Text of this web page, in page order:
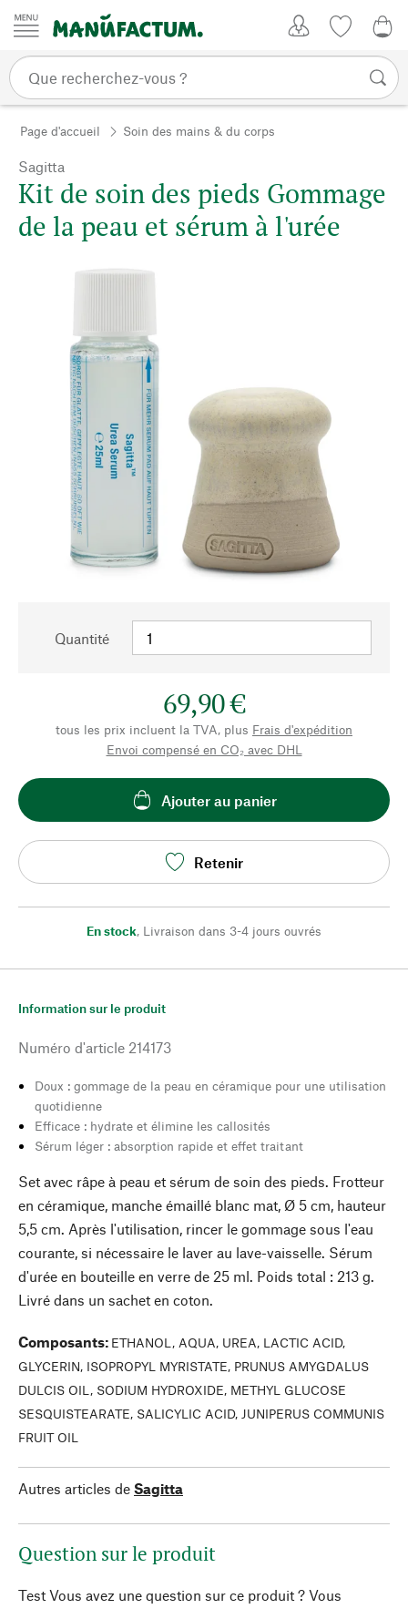
Passer au contenu
Page d'accueil Soin des mains & du corps
Sagitta
Kit de soin des pieds Gommage
de la peau et sérum à l'urée
Quantité
69,90 €
tous les prix incluent la TVA, plus Frais d'expédition
Envoi compensé en CO₂ avec DHL
Ajouter au panier
Retenir
En stock, Livraison dans 3-4 jours ouvrés
Information sur le produit
Numéro d'article 214173
Doux : gommage de la peau en céramique pour une utilisation
quotidienne
Efficace : hydrate et élimine les callosités
Sérum léger : absorption rapide et effet traitant
Set avec râpe à peau et sérum de soin des pieds. Frotteur
en céramique, manche émaillé blanc mat, Ø 5 cm, hauteur
5,5 cm. Après l'utilisation, rincer le gommage sous l'eau
courante, si nécessaire le laver au lave-vaisselle. Sérum
d'urée en bouteille en verre de 25 ml. Poids total : 213 g.
Livré dans un sachet en coton.
Composants: ETHANOL, AQUA, UREA, LACTIC ACID,
GLYCERIN, ISOPROPYL MYRISTATE, PRUNUS AMYGDALUS
DULCIS OIL, SODIUM HYDROXIDE, METHYL GLUCOSE
SESQUISTEARATE, SALICYLIC ACID, JUNIPERUS COMMUNIS
FRUIT OIL
Autres articles de Sagitta
Question sur le produit
Test Vous avez une question sur ce produit ? Vous